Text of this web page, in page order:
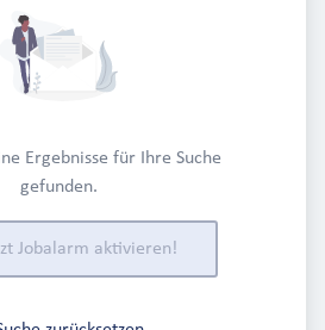
Ergebnisse für Ihre Suche
gefunden.
Jobalarm aktivieren!